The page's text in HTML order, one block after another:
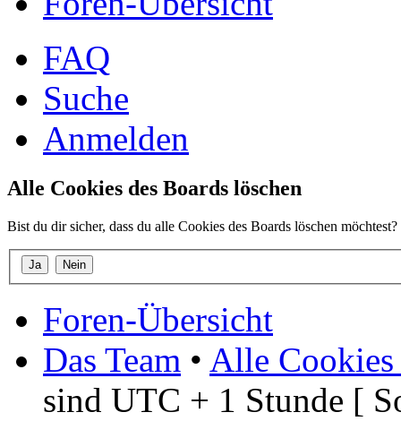
FAQ
Suche
Anmelden
Alle Cookies des Boards löschen
Bist du dir sicher, dass du alle Cookies des Boards löschen möchtest?
Foren-Übersicht
Das Team • Alle Cookies
sind UTC + 1 Stunde [